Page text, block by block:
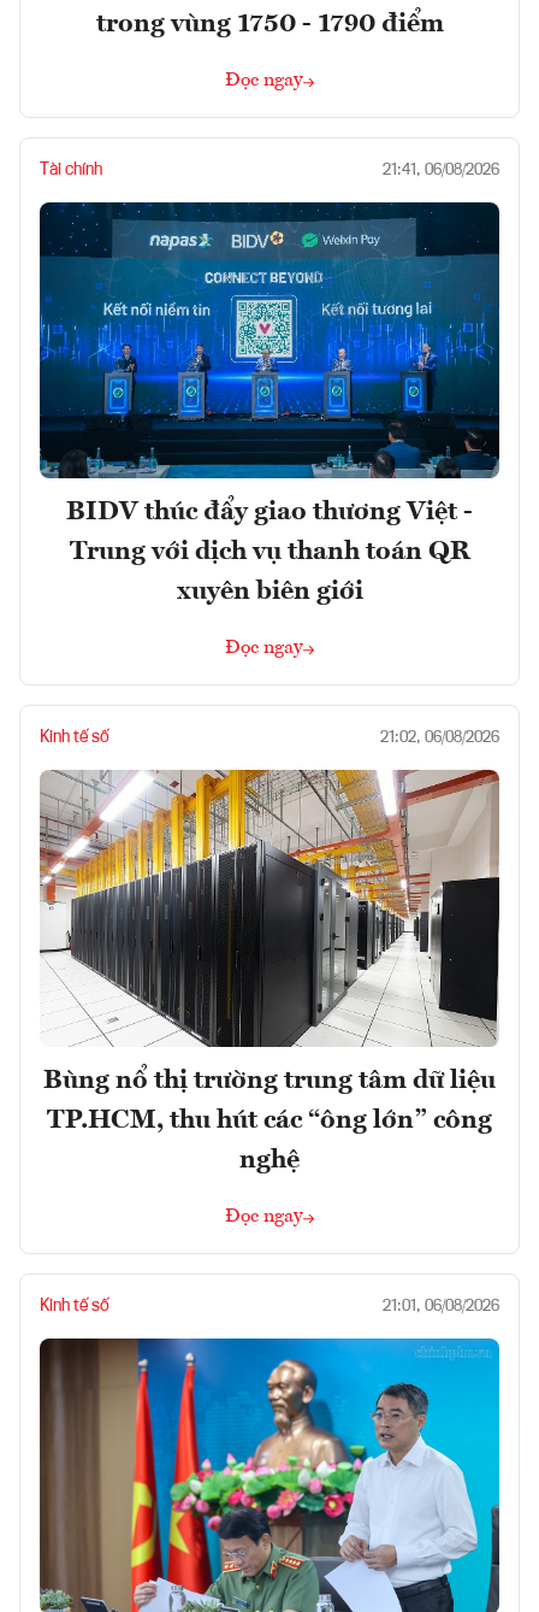
trong vùng 1750 - 1790 điểm
Đọc ngay
Tài chính 21:41, 06/08/2026
BIDV thúc đẩy giao thương Việt -
Trung với dịch vụ thanh toán QR
xuyên biên giới
Đọc ngay
Kinh tế số 21:02, 06/08/2026
Bùng nổ thị trường trung tâm dữ liệu
TP.HCM, thu hút các “ông lớn” công
nghệ
Đọc ngay
Kinh tế số 21:01, 06/08/2026